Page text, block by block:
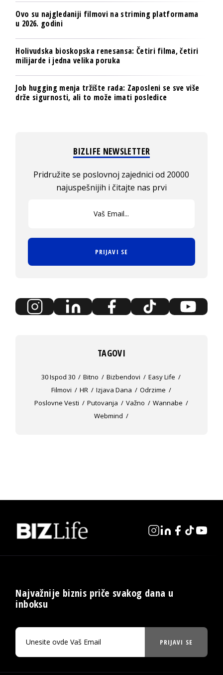
Ovo su najgledaniji filmovi na striming platformama
u 2026. godini
Holivudska bioskopska renesansa: Četiri filma, četiri
milijarde i jedna velika poruka
Job hugging menja tržište rada: Zaposleni se sve više
drže sigurnosti, ali to može imati posledice
BIZLIFE NEWSLETTER
Pridružite se poslovnoj zajednici od 20000
najuspešnijih i čitajte nas prvi
PRIJAVI SE
TAGOVI
30 Ispod 30 Bitno Bizbendovi
Easy Life
Filmovi
HR Izjava Dana
Odrzime
Poslovne Vesti
Putovanja Važno
Wannabe
Webmind
Najvažnije biznis priče svakog dana u
inboksu
PRIJAVI SE